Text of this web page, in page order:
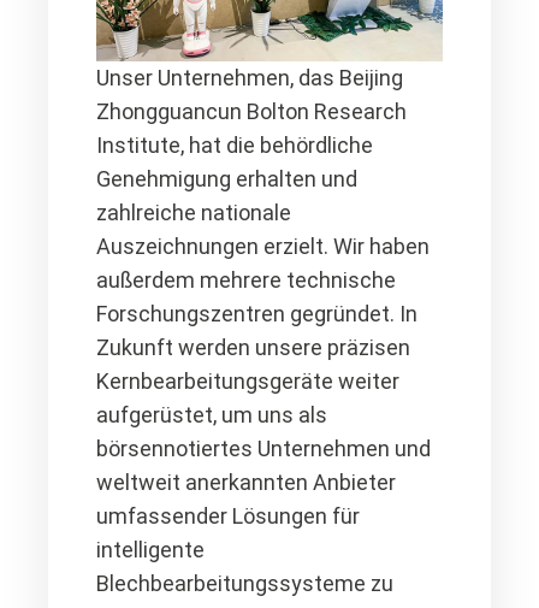
Unser Unternehmen, das Beijing
Zhongguancun Bolton Research
Institute, hat die behördliche
Genehmigung erhalten und
zahlreiche nationale
Auszeichnungen erzielt. Wir haben
außerdem mehrere technische
Forschungszentren gegründet. In
Zukunft werden unsere präzisen
Kernbearbeitungsgeräte weiter
aufgerüstet, um uns als
börsennotiertes Unternehmen und
weltweit anerkannten Anbieter
umfassender Lösungen für
intelligente
Blechbearbeitungssysteme zu